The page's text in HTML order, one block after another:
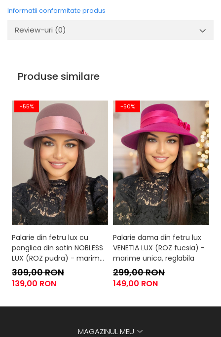
Informatii conformitate produs
Review-uri (0)
Produse similare
-55%
Palarie din fetru lux cu
panglica din satin NOBLESS
LUX (ROZ pudra) - marime
unica, reglabila
309,00 RON
139,00 RON
-50%
Palarie dama din fetru lux
VENETIA LUX (ROZ fucsia) -
marime unica, reglabila
299,00 RON
149,00 RON
MAGAZINUL MEU